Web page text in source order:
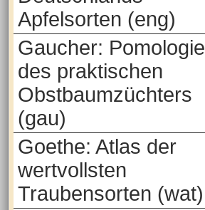
Apfelsorten (eng)
Gaucher: Pomologie
des praktischen
Obstbaumzüchters
(gau)
Goethe: Atlas der
wertvollsten
Traubensorten (wat)